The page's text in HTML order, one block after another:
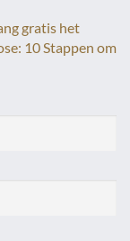
gratis het
10 Stappen om